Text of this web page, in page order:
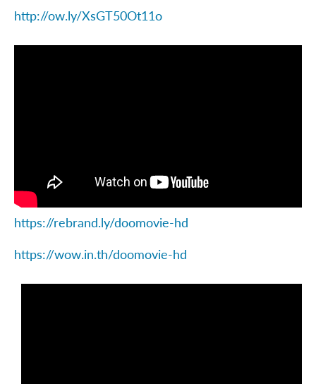
http://ow.ly/XsGT50Ot11o
https://rebrand.ly/doomovie-hd
https://wow.in.th/doomovie-hd